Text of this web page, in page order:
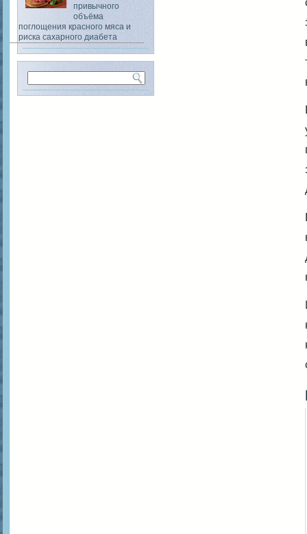
привычного
объёма
поглощения красного мяса и
риска сахарного диабета